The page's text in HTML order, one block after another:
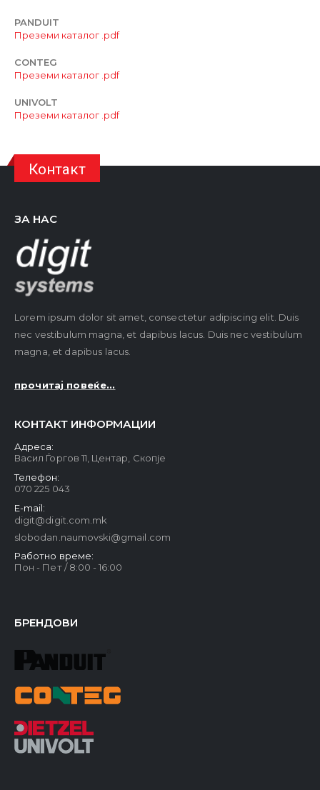
PANDUIT
Преземи каталог .pdf
CONTEG
Преземи каталог .pdf
UNIVOLT
Преземи каталог .pdf
Контакт
ЗА НАС
Lorem ipsum dolor sit amet, consectetur adipiscing elit. Duis
nec vestibulum magna, et dapibus lacus. Duis nec vestibulum
magna, et dapibus lacus.
прочитај повеќе...
КОНТАКТ ИНФОРМАЦИИ
Адреса:
Васил Ѓоргов 11, Центар, Скопје
Телефон:
070 225 043
E-mail:
digit@digit.com.mk
slobodan.naumovski@gmail.com
Работно време:
Пон - Пет / 8:00 - 16:00
БРЕНДОВИ